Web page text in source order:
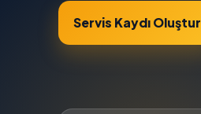
Servis Kaydı Oluştur